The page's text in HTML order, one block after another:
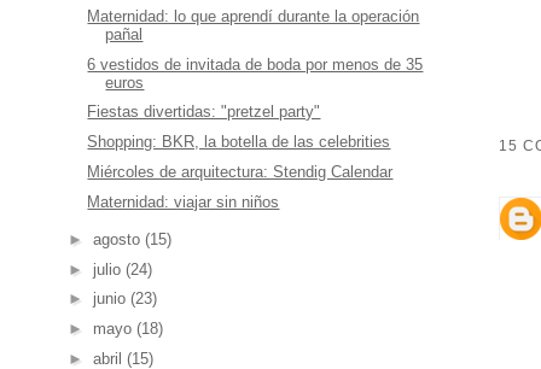
15
Maternidad: lo que aprendí durante la operación
pañal
6 vestidos de invitada de boda por menos de 35
euros
Fiestas divertidas: "pretzel party"
Shopping: BKR, la botella de las celebrities
Miércoles de arquitectura: Stendig Calendar
Maternidad: viajar sin niños
► agosto (15)
► julio (24)
► junio (23)
► mayo (18)
► abril (15)